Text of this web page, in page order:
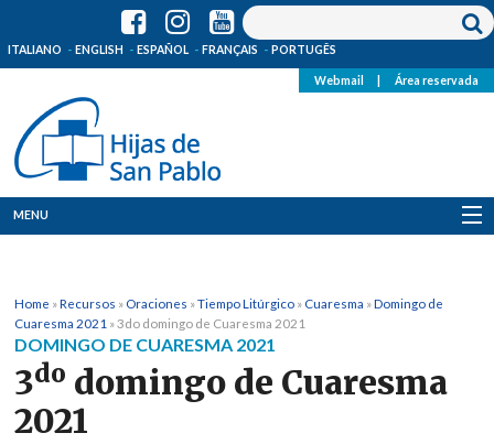
ITALIANO ENGLISH ESPAÑOL FRANÇAIS PORTUGÊS
Webmail Área reservada
MENU
Dónde estamos
Noticias
Recursos
Home »Recursos » Oraciones »Tiempo Litúrgico » Cuaresma »Domingo de
Cuaresma 2021 »3do domingo de Cuaresma 2021
DOMINGO DE CUARESMA 2021
3do domingo de Cuaresma
2021